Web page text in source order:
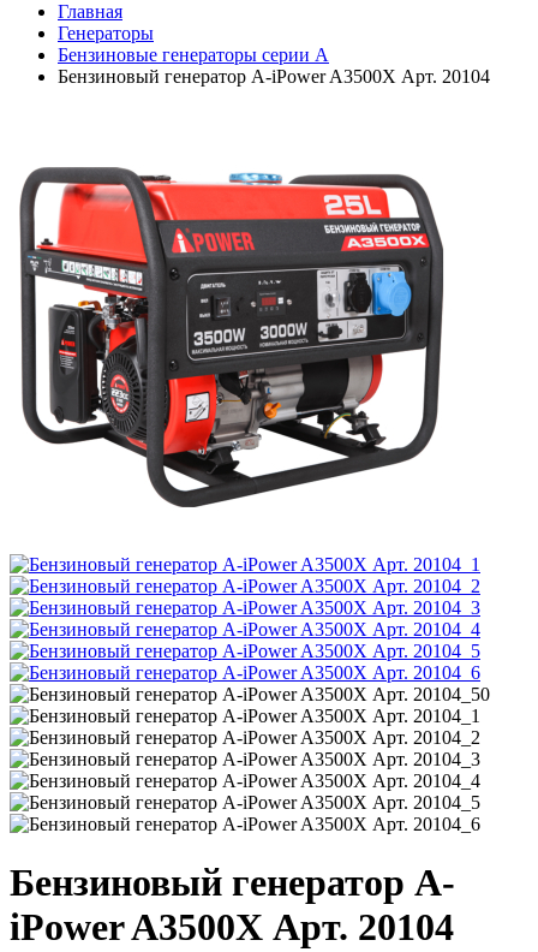
Главная
Генераторы
Бензиновые генераторы серии A
Бензиновый генератор A-iPower A3500Х Арт. 20104
Бензиновый генератор A-
iPower A3500Х Арт. 20104